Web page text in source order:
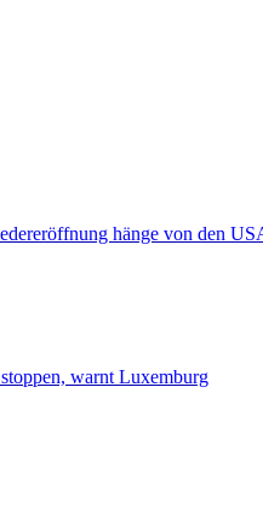
hänge von den
warnt Luxemburg